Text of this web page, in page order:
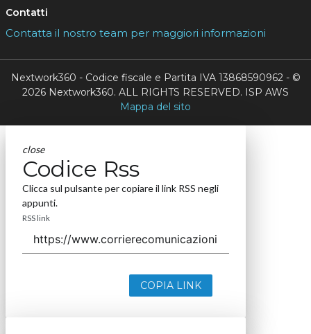
Contatti
Contatta il nostro team per maggiori informazioni
Nextwork360 - Codice fiscale e Partita IVA 13868590962 - ©
2026 Nextwork360. ALL RIGHTS RESERVED. ISP AWS
Mappa del sito
close
Codice Rss
Clicca sul pulsante per copiare il link RSS negli
appunti.
RSS link
COPIA LINK